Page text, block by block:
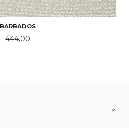
BARBADOS
Pris
444,00